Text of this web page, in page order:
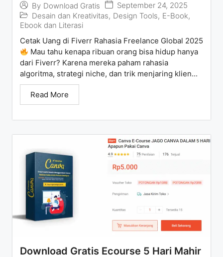
By Download Gratis
September 24, 2025
Desain dan Kreativitas, Design Tools, E-Book,
Ebook dan Literasi
Cetak Uang di Fiverr Rahasia Freelance Global 2025
Mau tahu kenapa ribuan orang bisa hidup hanya
dari Fiverr? Karena mereka paham rahasia
algoritma, strategi niche, dan trik menjaring klien...
Read More
Download Gratis Ecourse 5 Hari Mahir